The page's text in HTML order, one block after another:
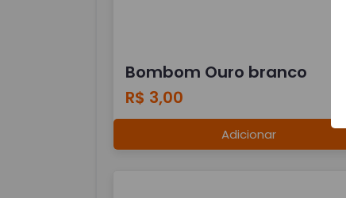
Bombom Ouro branco
R$ 3,00
Adicionar